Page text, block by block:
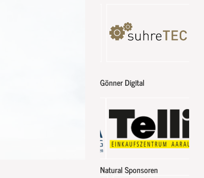
Gönner Digital
Natural Sponsoren